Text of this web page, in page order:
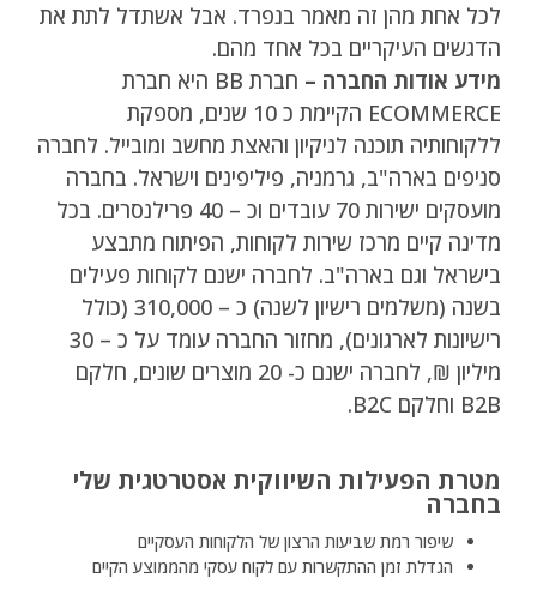
לכל אחת מהן זה מאמר בנפרד. אבל אשתדל לתת את
הדגשים העיקריים בכל אחד מהם.
מידע אודות החברה –
חברת BB היא חברת
ECOMMERCE הקיימת כ 10 שנים, מספקת
ללקוחותיה תוכנה לניקיון והאצת מחשב ומובייל. לחברה
סניפים בארה"ב, גרמניה, פיליפינים וישראל. בחברה
מועסקים ישירות 70 עובדים וכ – 40 פרילנסרים. בכל
מדינה קיים מרכז שירות לקוחות, הפיתוח מתבצע
בישראל וגם בארה"ב. לחברה ישנם לקוחות פעילים
בשנה (משלמים רישיון לשנה) כ – 310,000 (כולל
רישיונות לארגונים), מחזור החברה עומד על כ – 30
מיליון ₪, לחברה ישנם כ- 20 מוצרים שונים, חלקם
B2B וחלקם B2C.
מטרת הפעילות השיווקית אסטרטגית שלי
בחברה
שיפור רמת שביעות הרצון של הלקוחות העסקיים
הגדלת זמן ההתקשרות עם לקוח עסקי מהממוצע הקיים